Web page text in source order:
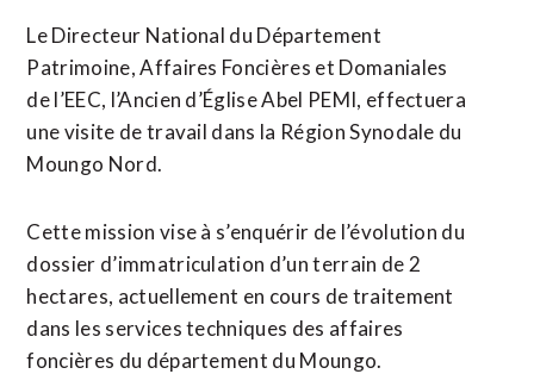
Le Directeur National du Département
Patrimoine, Affaires Foncières et Domaniales
de l’EEC, l’Ancien d’Église Abel PEMI, effectuera
une visite de travail dans la Région Synodale du
Moungo Nord.
Cette mission vise à s’enquérir de l’évolution du
dossier d’immatriculation d’un terrain de 2
hectares, actuellement en cours de traitement
dans les services techniques des affaires
foncières du département du Moungo.